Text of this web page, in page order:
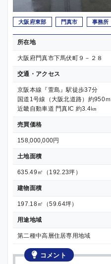
大阪府東部 門真市 事務所
所在地
大阪府門真市下馬伏町９－２８
交通・アクセス
京阪本線『萱島』駅徒歩37分
国道1号線（大阪北道路）約950ｍ
近畿自動車道 門真IC 約3.4㎞
売買価格
158,000,000円
土地面積
635.49㎡（192.23坪）
建物面積
197.18㎡（59.64坪）
用途地域
第二種中高層住居専用地域
コメント